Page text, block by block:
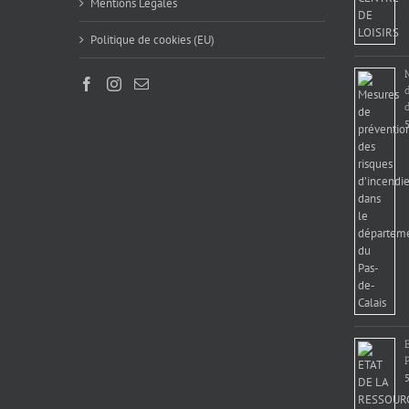
Mentions Légales
Politique de cookies (EU)